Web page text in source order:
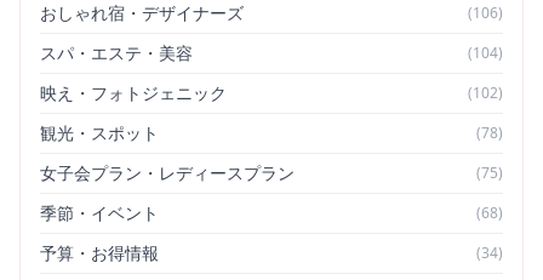
おしゃれ宿・デザイナーズ (106)
スパ・エステ・美容 (104)
映え・フォトジェニック (102)
観光・スポット (78)
女子会プラン・レディースプラン (75)
季節・イベント (68)
予算・お得情報 (34)